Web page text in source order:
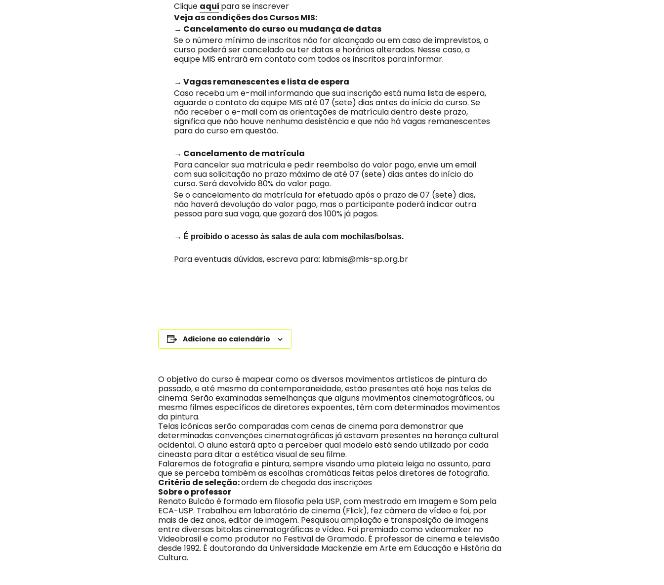
Clique aqui para se inscrever
Veja as condições dos Cursos MIS:
→ Cancelamento do curso ou mudança de datas
Se o número mínimo de inscritos não for alcançado ou em caso de imprevistos, o
curso poderá ser cancelado ou ter datas e horários alterados. Nesse caso, a
equipe MIS entrará em contato com todos os inscritos para informar.
→ Vagas remanescentes e lista de espera
Caso receba um e-mail informando que sua inscrição está numa lista de espera,
aguarde o contato da equipe MIS até 07 (sete) dias antes do início do curso. Se
não receber o e-mail com as orientações de matrícula dentro deste prazo,
significa que não houve nenhuma desistência e que não há vagas remanescentes
para do curso em questão.
→ Cancelamento de matrícula
Para cancelar sua matrícula e pedir reembolso do valor pago, envie um email
com sua solicitação no prazo máximo de até 07 (sete) dias antes do início do
curso. Será devolvido 80% do valor pago.
Se o cancelamento da matrícula for efetuado após o prazo de 07 (sete) dias,
não haverá devolução do valor pago, mas o participante poderá indicar outra
pessoa para sua vaga, que gozará dos 100% já pagos.
→ É proibido o acesso às salas de aula com mochilas/bolsas.
Para eventuais dúvidas, escreva para: labmis@mis-sp.org.br
Adicione ao calendário
O objetivo do curso é mapear como os diversos movimentos artísticos de pintura do
passado, e até mesmo da contemporaneidade, estão presentes até hoje nas telas de
cinema. Serão examinadas semelhanças que alguns movimentos cinematográficos, ou
mesmo filmes específicos de diretores expoentes, têm com determinados movimentos
da pintura.
Telas icônicas serão comparadas com cenas de cinema para demonstrar que
determinadas convenções cinematográficas já estavam presentes na herança cultural
ocidental. O aluno estará apto a perceber qual modelo está sendo utilizado por cada
cineasta para ditar a estética visual de seu filme.
Falaremos de fotografia e pintura, sempre visando uma plateia leiga no assunto, para
que se perceba também as escolhas cromáticas feitas pelos diretores de fotografia.
Critério de seleção:ordem de chegada das inscrições
Sobre o professor
Renato Bulcão é formado em filosofia pela USP, com mestrado em Imagem e Som pela
ECA-USP. Trabalhou em laboratório de cinema (Flick), fez câmera de vídeo e foi, por
mais de dez anos, editor de imagem. Pesquisou ampliação e transposição de imagens
entre diversas bitolas cinematográficas e vídeo. Foi premiado como videomaker no
Videobrasil e como produtor no Festival de Gramado. É professor de cinema e televisão
desde 1992. É doutorando da Universidade Mackenzie em Arte em Educação e História da
Cultura.